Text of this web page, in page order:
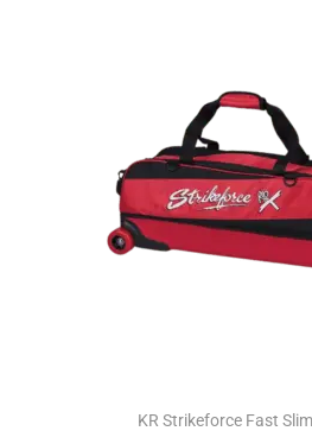
KR Strikeforce Fast